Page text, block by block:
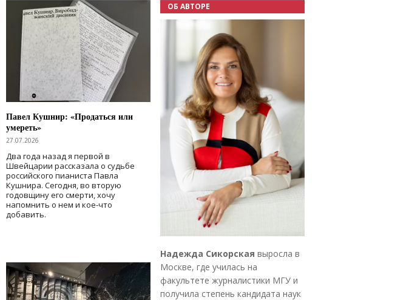
Павел Кушнир: «Продаться или
умереть»
27.07.2026
Два года назад я первой в
Швейцарии рассказала о судьбе
российского пианиста Павла
Кушнира. Сегодня, во вторую
годовщину его смерти, хочу
напомнить о нем и кое-что
добавить.
ОБ АВТОРЕ
Надежда Сикорская выросла в
Москве, где училась на
факультете журналистики МГУ и
получила степень кандидата наук